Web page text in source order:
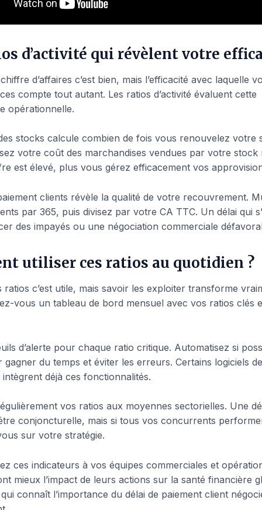
d’activité qui révèlent votre
d’affaires c’est bien, mais l’efficacité avec laquelle
compte tout autant. Les ratios d’activité évaluent cette
opérationnelle.
stocks calcule combien de fois vous renouvelez votre
votre coût des marchandises vendues par votre stock
est élevé, plus vous gérez efficacement vos
clients révèle la qualité de votre recouvrement.
par 365, puis divisez par votre CA TTC. Un délai qui
des impayés ou une négociation commerciale
utiliser ces ratios au quotidien ?
ratios c’est utile, mais savoir les exploiter transforme
vous un tableau de bord mensuel avec vos ratios clés
d’alerte pour chaque ratio critique. Automatisez si
du temps et éviter les erreurs. Certains logiciels de
déjà ces fonctionnalités.
vos ratios aux moyennes sectorielles. Une
conjoncturelle, mais si tous vos concurrents
sur votre stratégie.
ces indicateurs à vos équipes commerciales et
mieux l’impact de leurs actions sur la santé financière
connaît l’importance du délai de paiement client